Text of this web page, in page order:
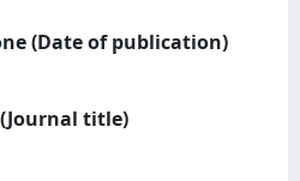
(Date of publication)
title)